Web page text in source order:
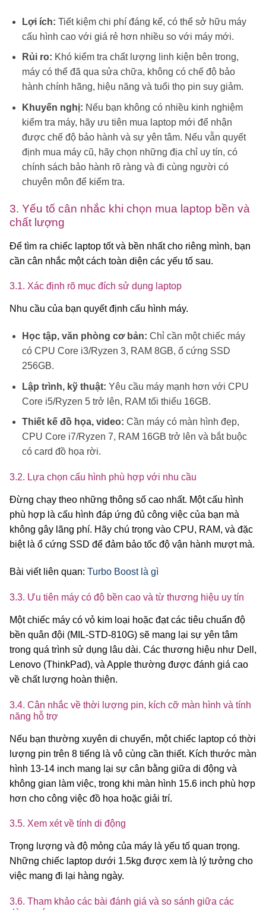
Lợi ích: Tiết kiệm chi phí đáng kể, có thể sở hữu máy
cấu hình cao với giá rẻ hơn nhiều so với máy mới.
Rủi ro: Khó kiểm tra chất lượng linh kiện bên trong,
máy có thể đã qua sửa chữa, không có chế độ bảo
hành chính hãng, hiệu năng và tuổi thọ pin suy giảm.
Khuyến nghị: Nếu bạn không có nhiều kinh nghiệm
kiểm tra máy, hãy ưu tiên mua laptop mới để nhận
được chế độ bảo hành và sự yên tâm. Nếu vẫn quyết
định mua máy cũ, hãy chọn những địa chỉ uy tín, có
chính sách bảo hành rõ ràng và đi cùng người có
chuyên môn để kiểm tra.
3. Yếu tố cân nhắc khi chọn mua laptop bền và
chất lượng
Để tìm ra chiếc laptop tốt và bền nhất cho riêng mình, bạn
cần cân nhắc một cách toàn diện các yếu tố sau.
3.1. Xác định rõ mục đích sử dụng laptop
Nhu cầu của bạn quyết định cấu hình máy.
Học tập, văn phòng cơ bản: Chỉ cần một chiếc máy
có CPU Core i3/Ryzen 3, RAM 8GB, ổ cứng SSD
256GB.
Lập trình, kỹ thuật: Yêu cầu máy mạnh hơn với CPU
Core i5/Ryzen 5 trở lên, RAM tối thiểu 16GB.
Thiết kế đồ họa, video: Cần máy có màn hình đẹp,
CPU Core i7/Ryzen 7, RAM 16GB trở lên và bắt buộc
có card đồ họa rời.
3.2. Lựa chọn cấu hình phù hợp với nhu cầu
Đừng chạy theo những thông số cao nhất. Một cấu hình
phù hợp là cấu hình đáp ứng đủ công việc của bạn mà
không gây lãng phí. Hãy chú trọng vào CPU, RAM, và đặc
biệt là ổ cứng SSD để đảm bảo tốc độ vận hành mượt mà.
Bài viết liên quan: Turbo Boost là gì
3.3. Ưu tiên máy có độ bền cao và từ thương hiệu uy tín
Một chiếc máy có vỏ kim loại hoặc đạt các tiêu chuẩn độ
bền quân đội (MIL-STD-810G) sẽ mang lại sự yên tâm
trong quá trình sử dụng lâu dài. Các thương hiệu như Dell,
Lenovo (ThinkPad), và Apple thường được đánh giá cao
về chất lượng hoàn thiện.
3.4. Cân nhắc về thời lượng pin, kích cỡ màn hình và tính
năng hỗ trợ
Nếu bạn thường xuyên di chuyển, một chiếc laptop có thời
lượng pin trên 8 tiếng là vô cùng cần thiết. Kích thước màn
hình 13-14 inch mang lại sự cân bằng giữa di động và
không gian làm việc, trong khi màn hình 15.6 inch phù hợp
hơn cho công việc đồ họa hoặc giải trí.
3.5. Xem xét về tính di động
Trọng lượng và độ mỏng của máy là yếu tố quan trọng.
Những chiếc laptop dưới 1.5kg được xem là lý tưởng cho
việc mang đi lại hàng ngày.
3.6. Tham khảo các bài đánh giá và so sánh giữa các